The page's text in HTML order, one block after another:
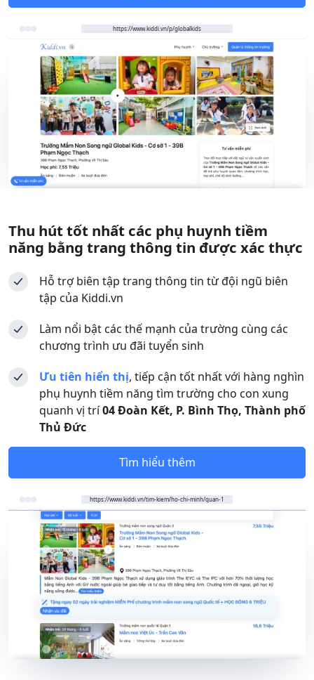
https://www.kiddi.vn/p/globalkids
Thu hút tốt nhất các phụ huynh tiềm
năng bằng trang thông tin được xác thực
Hỗ trợ biên tập trang thông tin từ đội ngũ biên
tập của Kiddi.vn
Làm nổi bật các thế mạnh của trường cùng các
chương trình ưu đãi tuyển sinh
Ưu tiên hiển thị, tiếp cận tốt nhất với hàng nghìn
phụ huynh tiềm năng tìm trường cho con xung
quanh vị trí04 Đoàn Kết, P. Bình Thọ, Thành phố
Thủ Đức
Tìm hiểu thêm
https://www.kiddi.vn/tim-kiem/ho-chi-minh/quan-1